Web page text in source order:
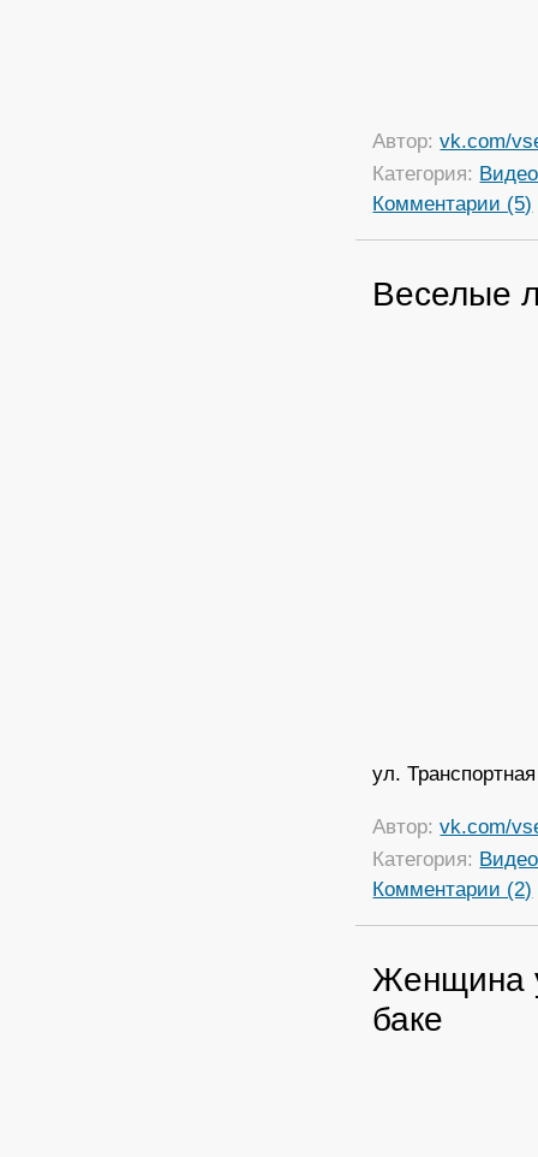
Автор:vk.com/
Категория: Видео
Комментарии (5)
Веселые
ул. Транспортная
Автор:vk.com/
Категория: Видео
Комментарии (2)
Женщина
баке